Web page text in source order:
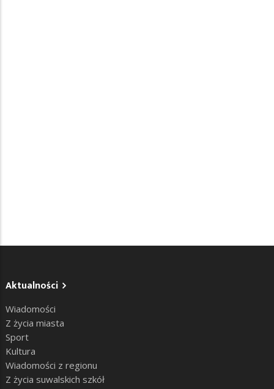
Aktualności
Wiadomości
Z życia miasta
Sport
Kultura
Wiadomości z regionu
Z życia suwalskich szkół